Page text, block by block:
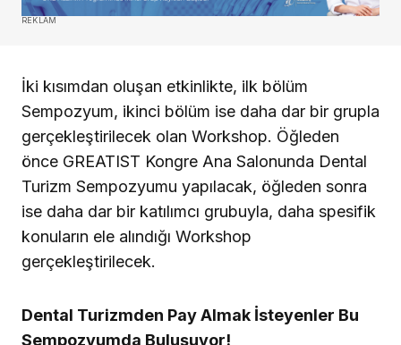
REKLAM
İki kısımdan oluşan etkinlikte, ilk bölüm
Sempozyum, ikinci bölüm ise daha dar bir grupla
gerçekleştirilecek olan Workshop. Öğleden
önce GREATIST Kongre Ana Salonunda Dental
Turizm Sempozyumu yapılacak, öğleden sonra
ise daha dar bir katılımcı grubuyla, daha spesifik
konuların ele alındığı Workshop
gerçekleştirilecek.
Dental Turizmden Pay Almak İsteyenler Bu
Sempozyumda Buluşuyor!